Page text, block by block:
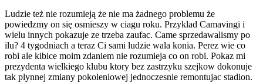
Ludzie też nie rozumieją że nie ma żadnego problemu że
powiedzmy on się osmieszy w ciagu roku. Przyklad Camavingi i
wielu innych pokazuje ze trzeba zaufac. Came sprzedawalismy po
ilu? 4 tygodniach a teraz Ci sami ludzie wala konia. Perez wie co
robi ale kibice moim zdaniem nie rozumieja co on robi. Pokaz mi
prezydenta wielkiego klubu ktory bez zastrzyku szejkow dokonuje
tak plynnej zmiany pokoleniowej jednoczesnie remontujac stadion.